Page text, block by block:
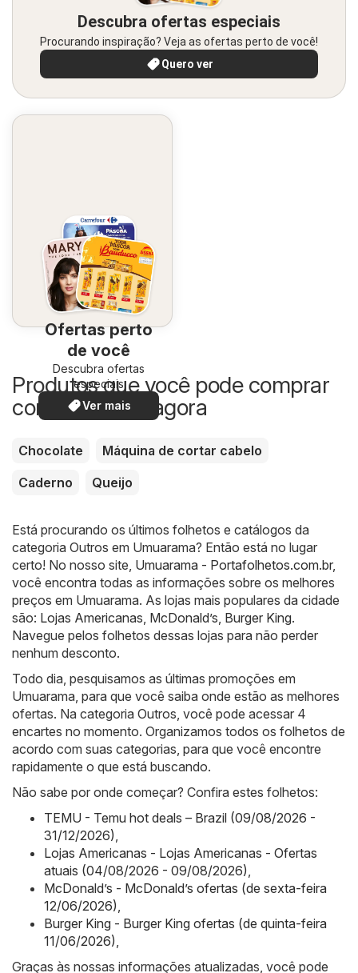
Descubra ofertas especiais
Procurando inspiração? Veja as ofertas perto de você!
Quero ver
Ofertas perto
de você
Descubra ofertas
especiais
Ver mais
Produtos que você pode comprar
com desconto agora
Chocolate
Máquina de cortar cabelo
Caderno
Queijo
Está procurando os últimos folhetos e catálogos da
categoria Outros em Umuarama? Então está no lugar
certo! No nosso site, Umuarama - Portafolhetos.com.br,
você encontra todas as informações sobre os melhores
preços em Umuarama. As lojas mais populares da cidade
são: Lojas Americanas McDonald’s Burger King.
Navegue pelos folhetos dessas lojas para não perder
nenhum desconto.
Todo dia, pesquisamos as últimas promoções em
Umuarama, para que você saiba onde estão as melhores
ofertas. Na categoria Outros, você pode acessar 4
encartes no momento. Organizamos todos os folhetos de
acordo com suas categorias, para que você encontre
rapidamente o que está buscando.
Não sabe por onde começar? Confira estes folhetos:
TEMU - Temu hot deals – Brazil (09/08/2026 -
31/12/2026)
Lojas Americanas - Lojas Americanas - Ofertas
atuais (04/08/2026 - 09/08/2026)
McDonald’s - McDonald’s ofertas (de sexta-feira
12/06/2026)
Burger King - Burger King ofertas (de quinta-feira
11/06/2026)
Graças às nossas informações atualizadas, você pode